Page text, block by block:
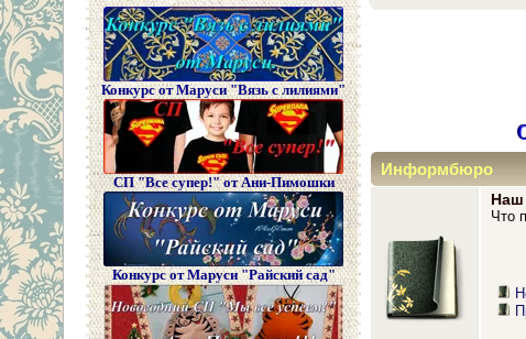
Конкурс от Маруси "Вязь с лилиями"
СП "Все супер!" от Ани-Пимошки
Конкурс от Маруси "Райский сад"
Информбюро
Что